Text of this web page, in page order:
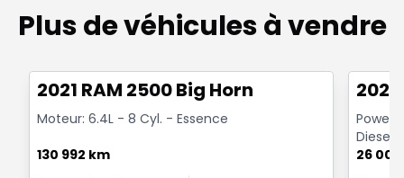
Plus de véhicules à vendre
2021 RAM 2500 Big Horn
Moteur: 6.4L - 8 Cyl. - Essence
130 992 km
Diesel
26